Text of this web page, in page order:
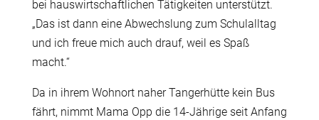
bei hauswirtschaftlichen Tätigkeiten unterstützt.
„Das ist dann eine Abwechslung zum Schulalltag
und ich freue mich auch drauf, weil es Spaß
macht.“
Da in ihrem Wohnort naher Tangerhütte kein Bus
fährt, nimmt Mama Opp die 14-Jährige seit Anfang